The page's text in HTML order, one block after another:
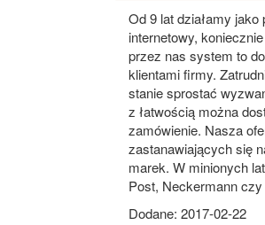
Od 9 lat działamy
internetowy,
przez nas system to
klientami firmy.
stanie sprostać
z łatwością można
zamówienie. Nasza
zastanawiających się
marek. W minionych
Post, Neckermann
Dodane: 2017-02-22